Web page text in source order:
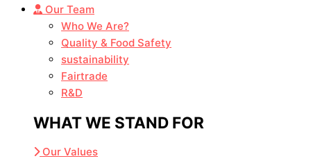
Our Team
Who We Are?
Quality & Food Safety
sustainability
Fairtrade
R&D
WHAT WE STAND FOR
Our Values